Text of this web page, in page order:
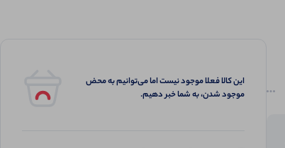
این کالا فعلا موجود نیست اما می‌توانیم به محض
موجود شدن، به شما خبر دهیم.